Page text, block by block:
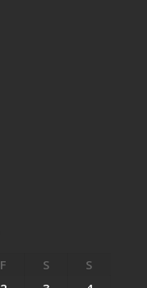
F S
S